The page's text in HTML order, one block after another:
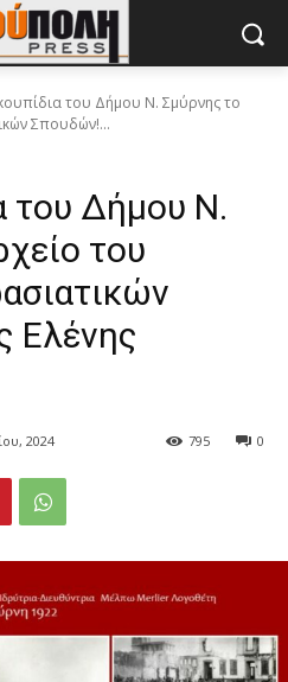
του Δήμου Ν. Σμύρνης το
Σπουδών!...
του Δήμου Ν.
του
Ελένης
2024 0
795